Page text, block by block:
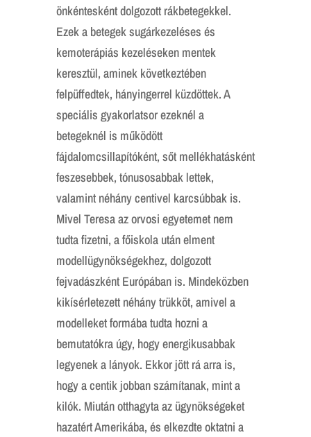
önkéntesként dolgozott rákbetegekkel.
Ezek a betegek sugárkezeléses és
kemoterápiás kezeléseken mentek
keresztül, aminek következtében
felpüffedtek, hányingerrel küzdöttek. A
speciális gyakorlatsor ezeknél a
betegeknél is működött
fájdalomcsillapítóként, sőt mellékhatásként
feszesebbek, tónusosabbak lettek,
valamint néhány centivel karcsúbbak is.
Mivel Teresa az orvosi egyetemet nem
tudta fizetni, a főiskola után elment
modellügynökségekhez, dolgozott
fejvadászként Európában is. Mindeközben
kikísérletezett néhány trükköt, amivel a
modelleket formába tudta hozni a
bemutatókra úgy, hogy energikusabbak
legyenek a lányok. Ekkor jött rá arra is,
hogy a centik jobban számítanak, mint a
kilók. Miután otthagyta az ügynökségeket
hazatért Amerikába, és elkezdte oktatni a